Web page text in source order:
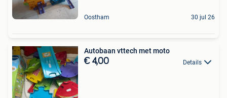
Oostham 30 jul 26
Autobaan vttech met moto
€ 4,00 Details